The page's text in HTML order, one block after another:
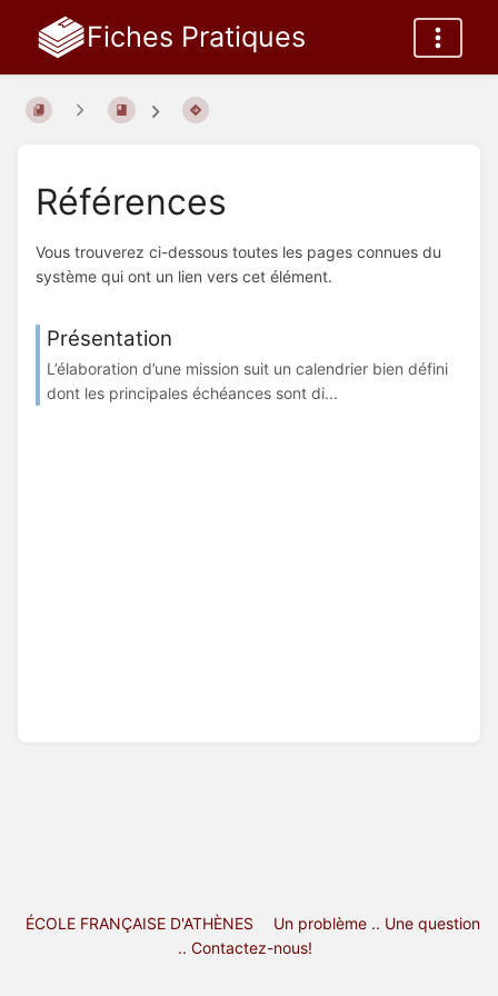
Fiches Pratiques
Références
Vous trouverez ci-dessous toutes les pages connues du
système qui ont un lien vers cet élément.
Présentation
L’élaboration d’une mission suit un calendrier bien défini
dont les principales échéances sont di...
ÉCOLE FRANÇAISE D'ATHÈNES
Un problème .. Une question
.. Contactez-nous!